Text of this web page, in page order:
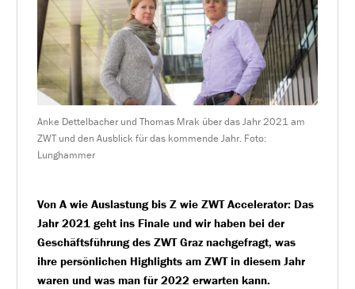
Anke Dettelbacher und Thomas Mrak über das Jahr 2021 am
ZWT und den Ausblick für das kommende Jahr. Foto:
Lunghammer
Von A wie Auslastung bis Z wie ZWT Accelerator: Das
Jahr 2021 geht ins Finale und wir haben bei der
Geschäftsführung des ZWT Graz nachgefragt, was
ihre persönlichen Highlights am ZWT in diesem Jahr
waren und was man für 2022 erwarten kann.